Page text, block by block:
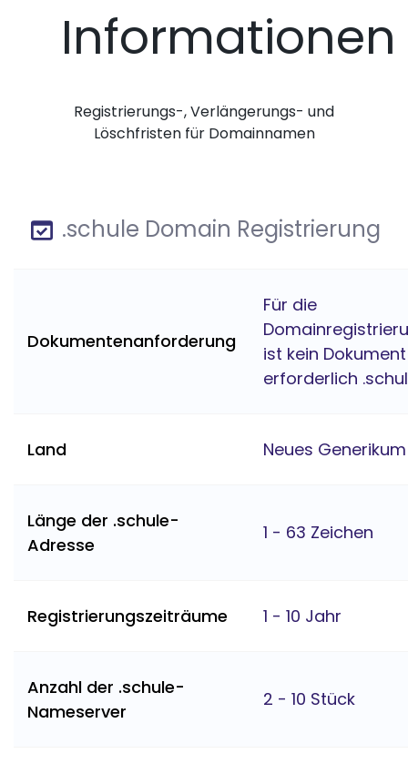
Informationen
Registrierungs-, Verlängerungs- und
Löschfristen für Domainnamen
.schule Domain Registrierung
Dokumentenanforderung
Für die
ist kein Dokument
erforderlich
Land Neues Generikum
Länge der .schule-
Adresse
1 - 63 Zeichen
Registrierungszeiträume 1 - 10 Jahr
Anzahl der .schule-
Nameserver
2 - 10 Stück